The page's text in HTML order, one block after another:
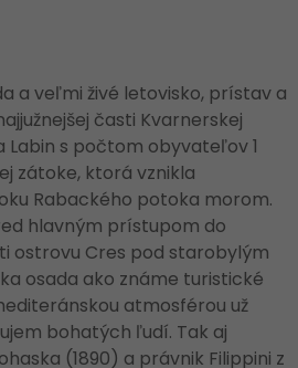
a veľmi živé letovisko, prístav a
časti Kvarnerskej
Labin s počtom obyvateľov 1
zátoke, ktorá vznikla
Rabackého potoka morom.
hlavným prístupom do
ostrovu Cres pod starobylým
osada ako známe turistické
atmosférou už
bohatých ľudí. Tak aj
(1890) a právnik Filippini z